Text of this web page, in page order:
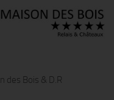
des Bois & D.R